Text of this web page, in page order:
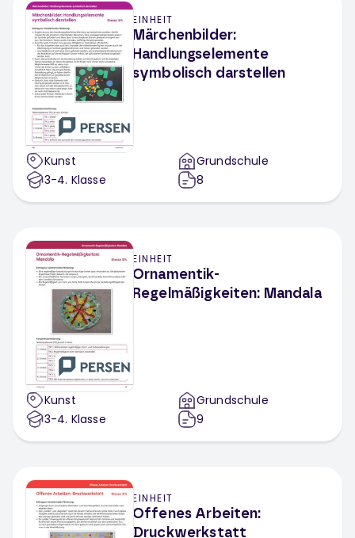
EINHEIT
Märchenbilder:
Handlungselemente
symbolisch darstellen
Kunst
3-4. Klasse
Grundschule
8
EINHEIT
Ornamentik-
Regelmäßigkeiten: Mandala
Kunst
3-4. Klasse
Grundschule
9
EINHEIT
Offenes Arbeiten:
Druckwerkstatt